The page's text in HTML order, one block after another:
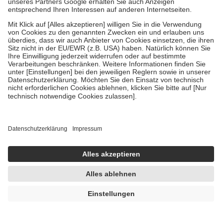
Um das Engagement der Versicherten für ihre eigene Gesundheit zu
stärken und die besondere Stellung der Familie zu unterstützen,
fallenkeine Zuzahlungenan bei:
• Kindern und Jugendlichen bis zum vollendeten 18. Lebensjahr
mit Ausnahme der Fahrkosten
• Untersuchungen zur Vorsorge und Früherkennung, die von der
GKV getragen werden
• empfohlenen Schutzimpfungen
• Harn- und Blutteststreifen
getroffen, um sicherzustellen, dass es sich um echte Bewertungen
https://help.etrusted.com/hc/de/articles/4419944605341
Einige Bilder und Inhalte wurden unter Zuhilfenahme künstlicher